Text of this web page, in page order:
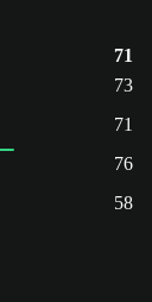
71
73
71
76
58